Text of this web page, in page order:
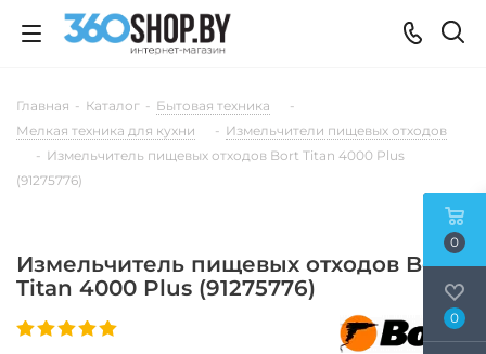
Главная - Каталог - Бытовая техника
-
Мелкая техника для кухни
- Измельчители пищевых отходов
- Измельчитель пищевых отходов Bort Titan 4000 Plus
(91275776)
Измельчитель пищевых отходов Bort
Titan 4000 Plus (91275776)
0
0